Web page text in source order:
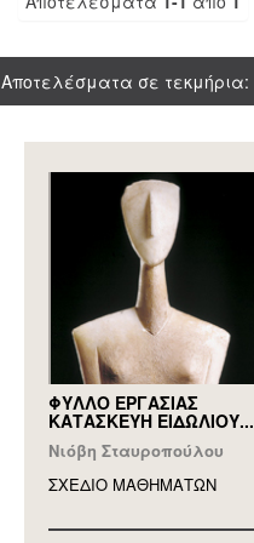
Αποτελέσματα σε τεκμήρια:
ΦΥΛΛΟ ΕΡΓΑΣΙΑΣ
ΚΑΤΑΣΚΕΥΗ ΕΙΔΩΛΙΟΥ...
Νιόβη Σταυροπούλου
ΣΧΕΔΙΟ ΜΑΘΗΜAΤΩΝ